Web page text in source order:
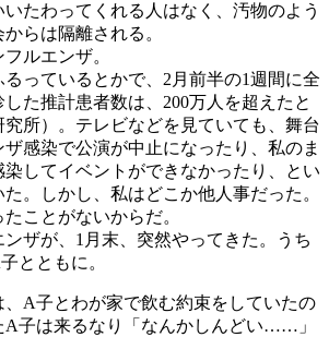
たわってくれる人はなく、汚物のよう
らは隔離される。
ルエンザ。
っているとかで、2月前半の1週間に全
た推計患者数は、200万人を超えたと
所）。テレビなどを見ていても、舞台
感染で公演が中止になったり、私のま
してイベントができなかったり、とい
。しかし、私はどこか他人事だった。
ことがないからだ。
ザが、1月末、突然やってきた。うち
とともに。
A子とわが家で飲む約束をしていたの
A子は来るなり「なんかしんどい……」